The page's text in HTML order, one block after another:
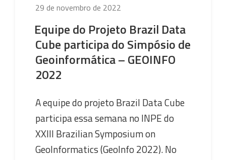
Publicado
29 de novembro de 2022
Equipe do Projeto Brazil Data
Cube participa do Simpósio de
Geoinformática – GEOINFO
2022
A equipe do projeto Brazil Data Cube
participa essa semana no INPE do
XXIII Brazilian Symposium on
GeoInformatics (GeoInfo 2022). No